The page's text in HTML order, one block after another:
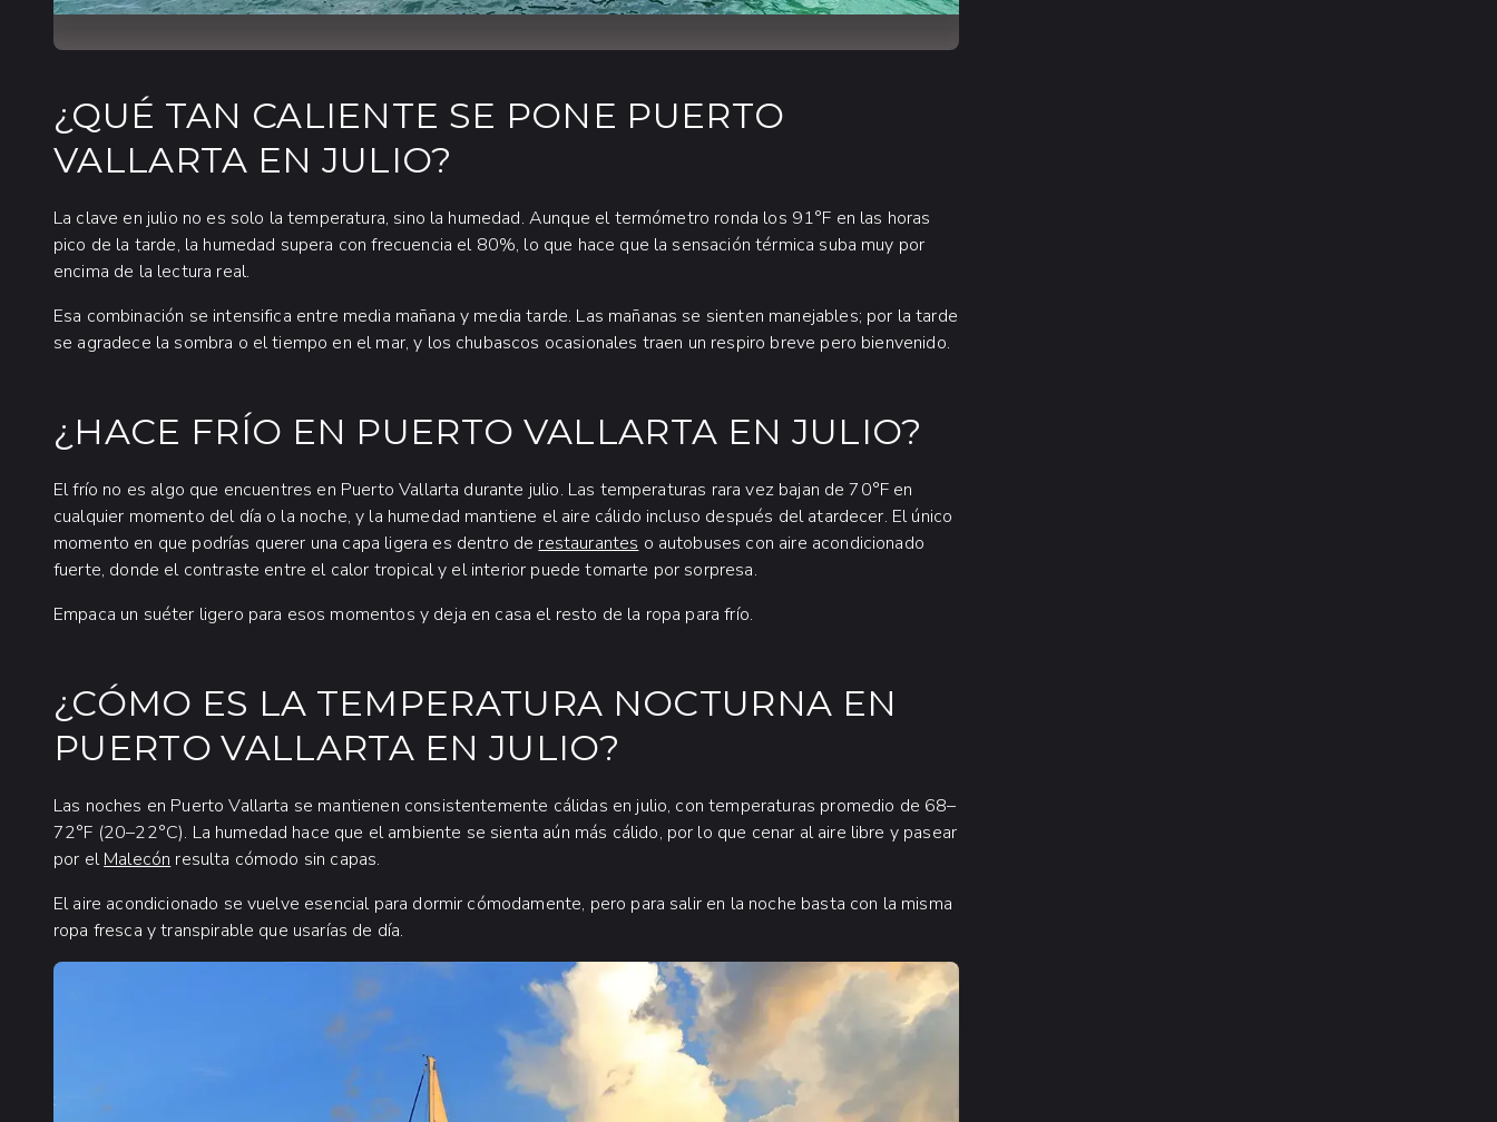
¿QUÉ TAN CALIENTE SE PONE PUERTO
VALLARTA EN JULIO?
La clave en julio no es solo la temperatura, sino la humedad. Aunque el termómetro ronda los 91°F en las horas
pico de la tarde, la humedad supera con frecuencia el 80%, lo que hace que la sensación térmica suba muy por
encima de la lectura real.
Esa combinación se intensifica entre media mañana y media tarde. Las mañanas se sienten manejables; por la tarde
se agradece la sombra o el tiempo en el mar, y los chubascos ocasionales traen un respiro breve pero bienvenido.
¿HACE FRÍO EN PUERTO VALLARTA EN JULIO?
El frío no es algo que encuentres en Puerto Vallarta durante julio. Las temperaturas rara vez bajan de 70°F en
cualquier momento del día o la noche, y la humedad mantiene el aire cálido incluso después del atardecer. El único
momento en que podrías querer una capa ligera es dentro de restaurantes o autobuses con aire acondicionado
fuerte, donde el contraste entre el calor tropical y el interior puede tomarte por sorpresa.
Empaca un suéter ligero para esos momentos y deja en casa el resto de la ropa para frío.
¿CÓMO ES LA TEMPERATURA NOCTURNA EN
PUERTO VALLARTA EN JULIO?
Las noches en Puerto Vallarta se mantienen consistentemente cálidas en julio, con temperaturas promedio de 68–
72°F (20–22°C). La humedad hace que el ambiente se sienta aún más cálido, por lo que cenar al aire libre y pasear
por elMalecón resulta cómodo sin capas.
El aire acondicionado se vuelve esencial para dormir cómodamente, pero para salir en la noche basta con la misma
ropa fresca y transpirable que usarías de día.